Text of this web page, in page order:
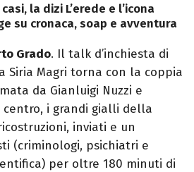
la dizi L’erede e l’icona
su cronaca, soap e avventura
Grado. Il talk d’inchiesta di
Siria Magri torna con la coppia
da Gianluigi Nuzzi e
centro, i grandi gialli della
inviati e un
(criminologi, psichiatri e
per oltre 180 minuti di